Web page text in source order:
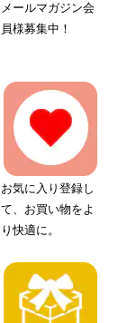
メールマガジン会
員様募集中！
お気に入り登録し
て、お買い物をよ
り快適に。